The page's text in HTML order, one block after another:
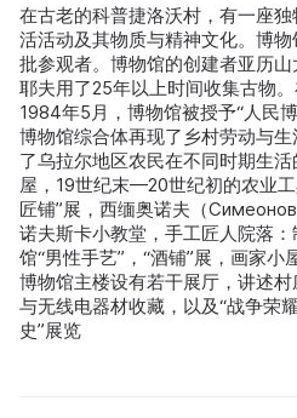
在古老的科普捷洛沃村，有一座
活活动及其物质与精神文化。博
批参观者。博物馆的创建者亚历山
耶夫用了25年以上时间收集古物
1984年5月，博物馆被授予“人民博
博物馆综合体再现了乡村劳动与
了乌拉尔地区农民在不同时期生
屋，19世纪末—20世纪初的农业
匠铺”展，西缅奥诺夫（
诺夫斯卡小教堂，手工匠人院落
馆“男性手艺”，“酒铺”展，画家小屋
博物馆主楼设有若干展厅，讲述
与无线电器材收藏，以及“战争荣
史”展览